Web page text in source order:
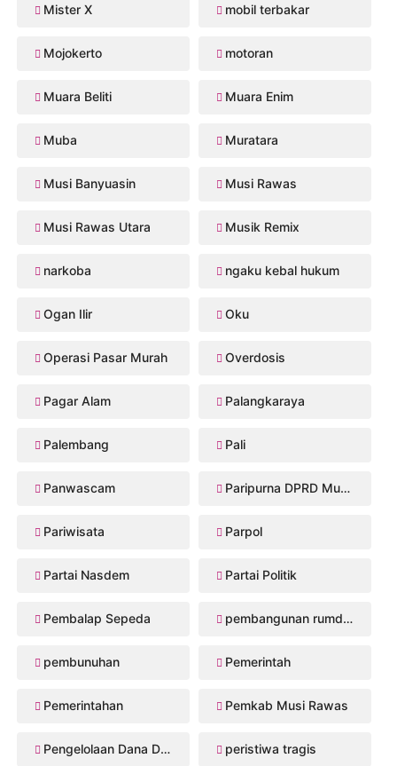
Mister X mobil terbakar
Mojokerto motoran
Muara Beliti Muara Enim
Muba Muratara
Musi Banyuasin Musi Rawas
Musi Rawas Utara Musik Remix
narkoba ngaku kebal hukum
Ogan Ilir Oku
Operasi Pasar Murah Overdosis
Pagar Alam Palangkaraya
Palembang Pali
Panwascam Paripurna DPRD Musi Rawas
Pariwisata Parpol
Partai Nasdem Partai Politik
Pembalap Sepeda pembangunan rumdis Musi Rawas
pembunuhan Pemerintah
Pemerintahan Pemkab Musi Rawas
Pengelolaan Dana Desa peristiwa tragis